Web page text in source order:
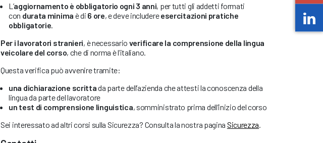
L’aggiornamento è obbligatorio ogni 3 anni, per tutti gli addetti formati
con durata minima è di 6 ore, e deve includereesercitazioni pratiche
obbligatorie
Per i lavoratori stranieri, è necessario verificare la comprensione della lingua
veicolare del corso, che di norma è l’italiano.
Questa verifica può avvenire tramite:
una dichiarazione scrittada parte dell’azienda che attesti la conoscenza della
lingua da parte del lavoratore
un test di comprensione linguistica, somministrato prima dell’inizio del corso
Sei interessato ad altri corsi sulla Sicurezza? Consulta la nostra pagina Sicurezza